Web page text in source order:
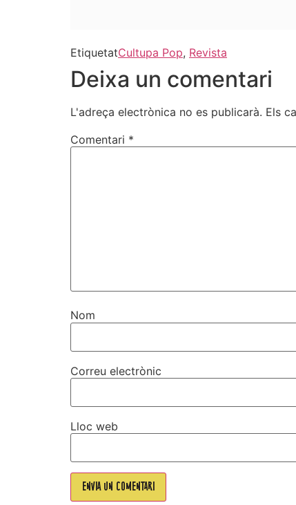
EtiquetatCultupa Pop, Revista
Deixa un comentari
L'adreça electrònica no es publicarà. Els
Comentari *
Nom
Correu electrònic
Lloc web